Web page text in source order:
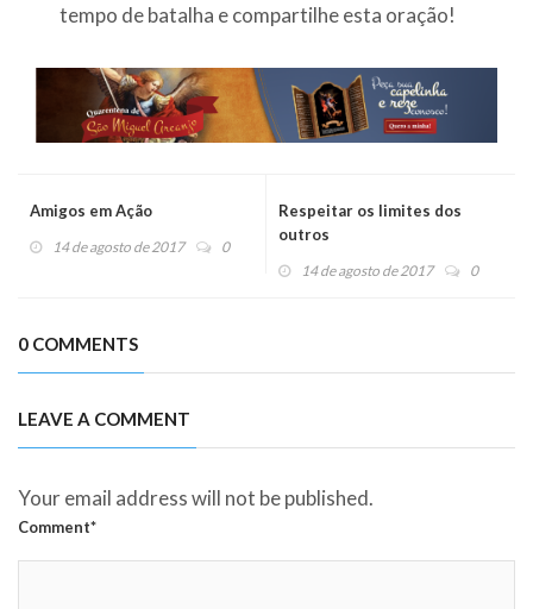
tempo de batalha e compartilhe esta oração!
Amigos em Ação
14 de agosto de 2017 0
Respeitar os limites dos
outros
14 de agosto de 2017 0
0 COMMENTS
LEAVE A COMMENT
Your email address will not be published.
Comment*